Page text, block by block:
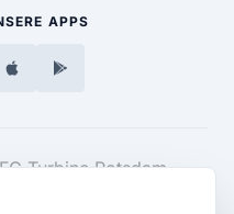
APPS